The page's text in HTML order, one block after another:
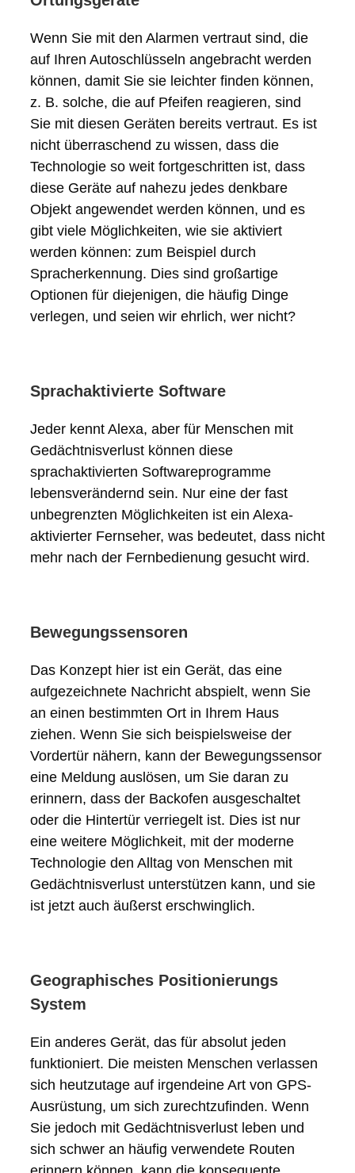
Wenn Sie mit den Alarmen vertraut sind, die
auf Ihren Autoschlüsseln angebracht werden
können, damit Sie sie leichter finden können,
z. B. solche, die auf Pfeifen reagieren, sind
Sie mit diesen Geräten bereits vertraut. Es ist
nicht überraschend zu wissen, dass die
Technologie so weit fortgeschritten ist, dass
diese Geräte auf nahezu jedes denkbare
Objekt angewendet werden können, und es
gibt viele Möglichkeiten, wie sie aktiviert
werden können: zum Beispiel durch
Spracherkennung. Dies sind großartige
Optionen für diejenigen, die häufig Dinge
verlegen, und seien wir ehrlich, wer nicht?
Sprachaktivierte Software
Jeder kennt Alexa, aber für Menschen mit
Gedächtnisverlust können diese
sprachaktivierten Softwareprogramme
lebensverändernd sein. Nur eine der fast
unbegrenzten Möglichkeiten ist ein Alexa-
aktivierter Fernseher, was bedeutet, dass nicht
mehr nach der Fernbedienung gesucht wird.
Bewegungssensoren
Das Konzept hier ist ein Gerät, das eine
aufgezeichnete Nachricht abspielt, wenn Sie
an einen bestimmten Ort in Ihrem Haus
ziehen. Wenn Sie sich beispielsweise der
Vordertür nähern, kann der Bewegungssensor
eine Meldung auslösen, um Sie daran zu
erinnern, dass der Backofen ausgeschaltet
oder die Hintertür verriegelt ist. Dies ist nur
eine weitere Möglichkeit, mit der moderne
Technologie den Alltag von Menschen mit
Gedächtnisverlust unterstützen kann, und sie
ist jetzt auch äußerst erschwinglich.
Geographisches Positionierungs
System
Ein anderes Gerät, das für absolut jeden
funktioniert. Die meisten Menschen verlassen
sich heutzutage auf irgendeine Art von GPS-
Ausrüstung, um sich zurechtzufinden. Wenn
Sie jedoch mit Gedächtnisverlust leben und
sich schwer an häufig verwendete Routen